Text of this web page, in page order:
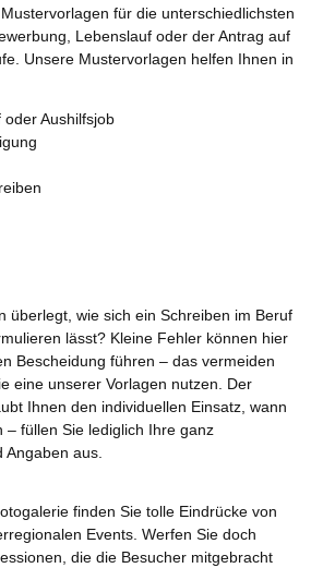
für die unterschiedlichsten
Lebenslauf oder der Antrag auf
Unsere Mustervorlagen helfen Ihnen in
Aushilfsjob
überlegt, wie sich ein Schreiben im Beruf
lässt? Kleine Fehler können hier
Bescheidung führen – das vermeiden
eine unserer Vorlagen nutzen. Der
Ihnen den individuellen Einsatz, wann
– füllen Sie lediglich Ihre ganz
Angaben aus.
finden Sie tolle Eindrücke von
Events. Werfen Sie doch
die die Besucher mitgebracht